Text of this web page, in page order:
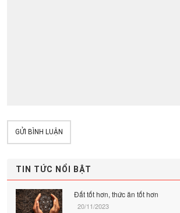
GỬI BÌNH LUẬN
TIN TỨC NỔI BẬT
Đất tốt hơn, thức ăn tốt hơn
20/11/2023